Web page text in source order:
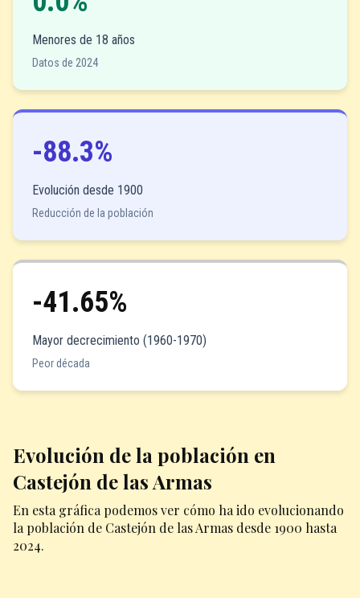
Menores de 18 años
Datos de 2024
-88.3%
Evolución desde 1900
Reducción de la población
-41.65%
Mayor decrecimiento (1960-1970)
Peor década
Evolución de la población en
Castejón de las Armas
En esta gráfica podemos ver cómo ha ido evolucionando
la población de Castejón de las Armas desde 1900 hasta
2024.